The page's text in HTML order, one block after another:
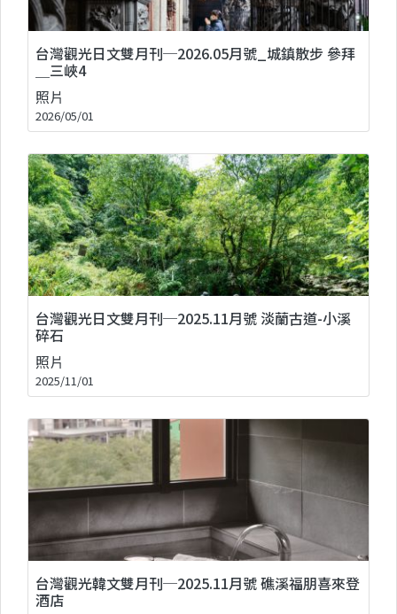
台灣觀光日文雙月刊─2026.05月號_城鎮散步 參拜
＿三峽4
照片
2026/05/01
台灣觀光日文雙月刊─2025.11月號 淡蘭古道-小溪
碎石
照片
2025/11/01
台灣觀光韓文雙月刊─2025.11月號 礁溪福朋喜來登
酒店